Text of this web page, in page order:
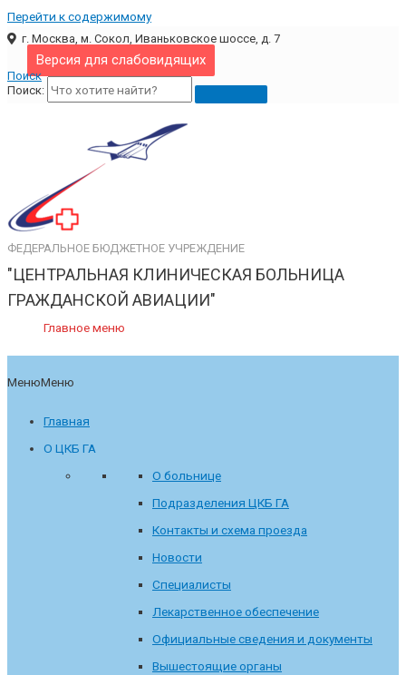
Перейти к содержимому
г. Москва, м. Сокол, Иваньковское шоссе, д. 7
Версия для слабовидящих
Поиск
Поиск:
ФЕДЕРАЛЬНОЕ БЮДЖЕТНОЕ УЧРЕЖДЕНИЕ
"ЦЕНТРАЛЬНАЯ КЛИНИЧЕСКАЯ БОЛЬНИЦА
ГРАЖДАНСКОЙ АВИАЦИИ"
Главное меню
МенюМеню
Главная
О ЦКБ ГА
О больнице
Подразделения ЦКБ ГА
Контакты и схема проезда
Новости
Специалисты
Лекарственное обеспечение
Официальные сведения и документы
Вышестоящие органы